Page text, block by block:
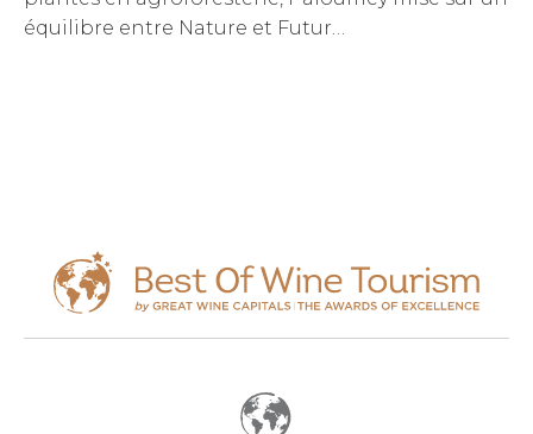
équilibre entre Nature et Futur…